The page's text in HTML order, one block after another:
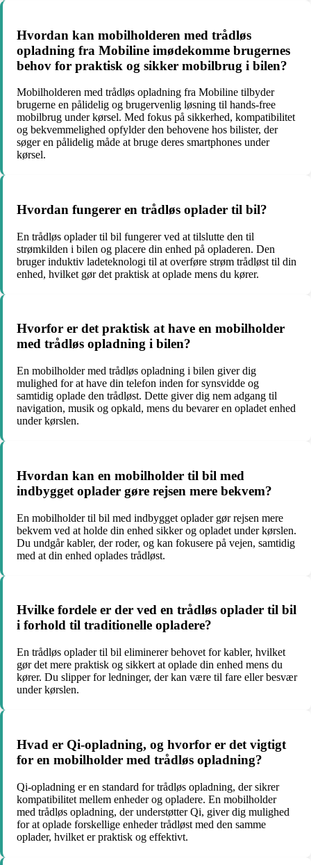
Hvordan kan mobilholderen med trådløs
opladning fra Mobiline imødekomme brugernes
behov for praktisk og sikker mobilbrug i bilen?
Mobilholderen med trådløs opladning fra Mobiline tilbyder
brugerne en pålidelig og brugervenlig løsning til hands-free
mobilbrug under kørsel. Med fokus på sikkerhed, kompatibilitet
og bekvemmelighed opfylder den behovene hos bilister, der
søger en pålidelig måde at bruge deres smartphones under
kørsel.
Hvordan fungerer en trådløs oplader til bil?
En trådløs oplader til bil fungerer ved at tilslutte den til
strømkilden i bilen og placere din enhed på opladeren. Den
bruger induktiv ladeteknologi til at overføre strøm trådløst til din
enhed, hvilket gør det praktisk at oplade mens du kører.
Hvorfor er det praktisk at have en mobilholder
med trådløs opladning i bilen?
En mobilholder med trådløs opladning i bilen giver dig
mulighed for at have din telefon inden for synsvidde og
samtidig oplade den trådløst. Dette giver dig nem adgang til
navigation, musik og opkald, mens du bevarer en opladet enhed
under kørslen.
Hvordan kan en mobilholder til bil med
indbygget oplader gøre rejsen mere bekvem?
En mobilholder til bil med indbygget oplader gør rejsen mere
bekvem ved at holde din enhed sikker og opladet under kørslen.
Du undgår kabler, der roder, og kan fokusere på vejen, samtidig
med at din enhed oplades trådløst.
Hvilke fordele er der ved en trådløs oplader til bil
i forhold til traditionelle opladere?
En trådløs oplader til bil eliminerer behovet for kabler, hvilket
gør det mere praktisk og sikkert at oplade din enhed mens du
kører. Du slipper for ledninger, der kan være til fare eller besvær
under kørslen.
Hvad er Qi-opladning, og hvorfor er det vigtigt
for en mobilholder med trådløs opladning?
Qi-opladning er en standard for trådløs opladning, der sikrer
kompatibilitet mellem enheder og opladere. En mobilholder
med trådløs opladning, der understøtter Qi, giver dig mulighed
for at oplade forskellige enheder trådløst med den samme
oplader, hvilket er praktisk og effektivt.